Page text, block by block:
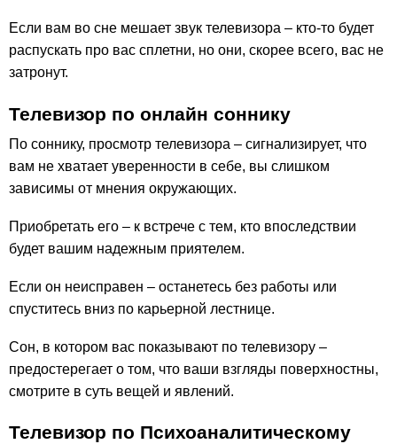
Если вам во сне мешает звук телевизора – кто-то будет
распускать про вас сплетни, но они, скорее всего, вас не
затронут.
Телевизор по онлайн соннику
По соннику, просмотр телевизора – сигнализирует, что
вам не хватает уверенности в себе, вы слишком
зависимы от мнения окружающих.
Приобретать его – к встрече с тем, кто впоследствии
будет вашим надежным приятелем.
Если он неисправен – останетесь без работы или
спуститесь вниз по карьерной лестнице.
Сон, в котором вас показывают по телевизору –
предостерегает о том, что ваши взгляды поверхностны,
смотрите в суть вещей и явлений.
Телевизор по Психоаналитическому